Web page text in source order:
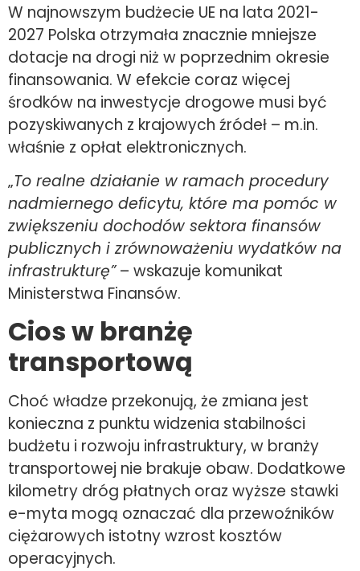
W najnowszym budżecie UE na lata 2021-
2027 Polska otrzymała znacznie mniejsze
dotacje na drogi niż w poprzednim okresie
finansowania. W efekcie coraz więcej
środków na inwestycje drogowe musi być
pozyskiwanych z krajowych źródeł – m.in.
właśnie z opłat elektronicznych.
„To realne działanie w ramach procedury
nadmiernego deficytu, które ma pomóc w
zwiększeniu dochodów sektora finansów
publicznych i zrównoważeniu wydatków na
infrastrukturę”– wskazuje komunikat
Ministerstwa Finansów.
Cios w branżę
transportową
Choć władze przekonują, że zmiana jest
konieczna z punktu widzenia stabilności
budżetu i rozwoju infrastruktury, w branży
transportowej nie brakuje obaw. Dodatkowe
kilometry dróg płatnych oraz wyższe stawki
e-myta mogą oznaczać dla przewoźników
ciężarowych istotny wzrost kosztów
operacyjnych.